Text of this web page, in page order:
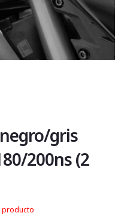
gris
200ns (2
producto